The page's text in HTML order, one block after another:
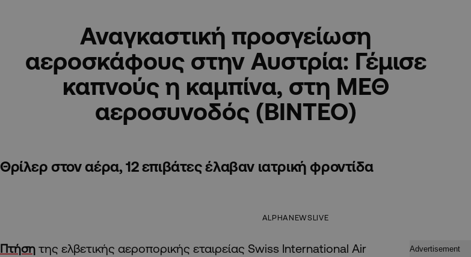
Αναγκαστική προσγείωση
αεροσκάφους στην Αυστρία: Γέμισε
καπνούς η καμπίνα, στη ΜΕΘ
αεροσυνοδός (ΒΙΝΤΕΟ)
Θρίλερ στον αέρα, 12 επιβάτες έλαβαν ιατρική φροντίδα
ALPHANEWSLIVE
Πτήση της ελβετικής αεροπορικής εταιρείας Swiss International Air